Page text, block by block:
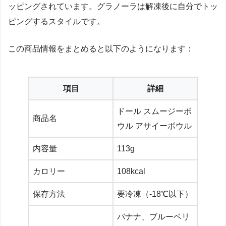
ッピングされています。グラノーラは解凍後に自分でトッ
ピングするスタイルです。
この商品情報をまとめると以下のようになります：
項目 詳細
商品名
ドール スムージーボ
ウル アサイーボウル
内容量 113g
カロリー 108kcal
保存方法 要冷凍（-18℃以下）
バナナ、ブルーベリ